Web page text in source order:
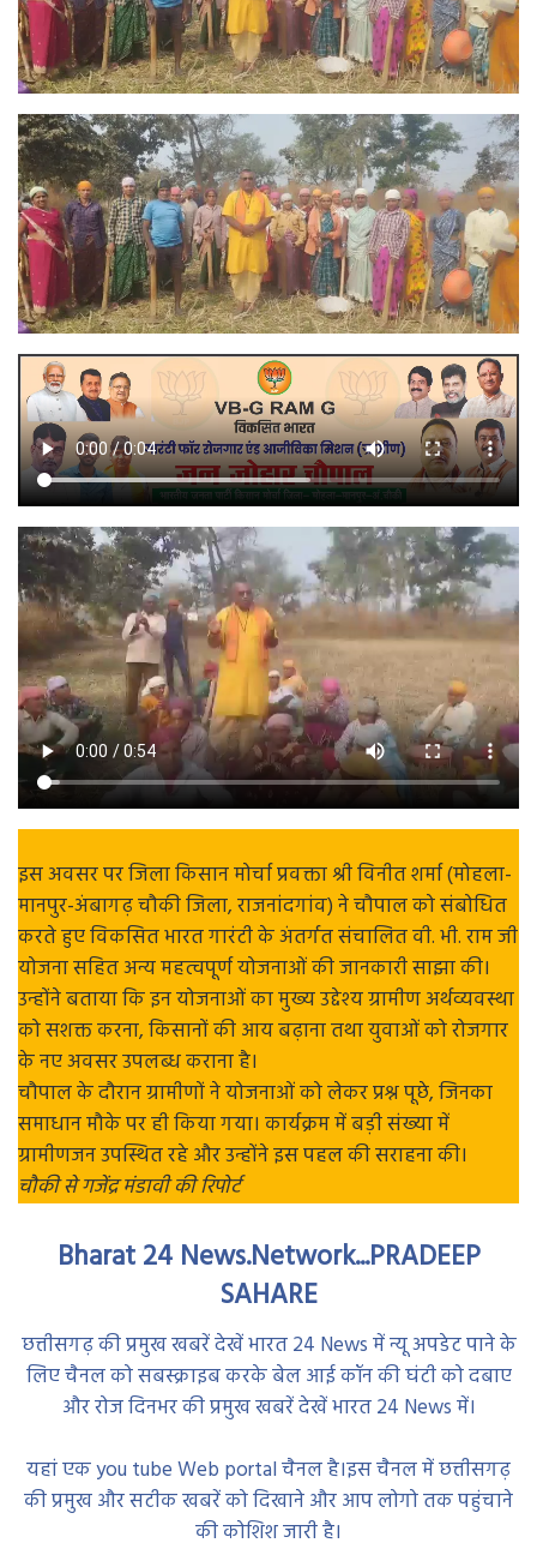
इस अवसर पर जिला किसान मोर्चा प्रवक्ता श्री विनीत शर्मा (मोहला-
मानपुर-अंबागढ़ चौकी जिला, राजनांदगांव) ने चौपाल को संबोधित
करते हुए विकसित भारत गारंटी के अंतर्गत संचालित वी. भी. राम जी
योजना सहित अन्य महत्वपूर्ण योजनाओं की जानकारी साझा की।
उन्होंने बताया कि इन योजनाओं का मुख्य उद्देश्य ग्रामीण अर्थव्यवस्था
को सशक्त करना, किसानों की आय बढ़ाना तथा युवाओं को रोजगार
के नए अवसर उपलब्ध कराना है।
चौपाल के दौरान ग्रामीणों ने योजनाओं को लेकर प्रश्न पूछे, जिनका
समाधान मौके पर ही किया गया। कार्यक्रम में बड़ी संख्या में
ग्रामीणजन उपस्थित रहे और उन्होंने इस पहल की सराहना की।
चौकी से गजेंद्र मंडावी की रिपोर्ट
Bharat 24 News.Network...PRADEEP
SAHARE
छत्तीसगढ़ की प्रमुख खबरें देखें भारत 24 News में न्यू अपडेट पाने के
लिए चैनल को सबस्क्राइब करके बेल आई कॉन की घंटी को दबाए
और रोज दिनभर की प्रमुख खबरें देखें भारत 24 News में।
यहां एक you tube Web portal चैनल है।इस चैनल में छत्तीसगढ़
की प्रमुख और सटीक खबरें को दिखाने और आप लोगो तक पहुंचाने
की कोशिश जारी है।